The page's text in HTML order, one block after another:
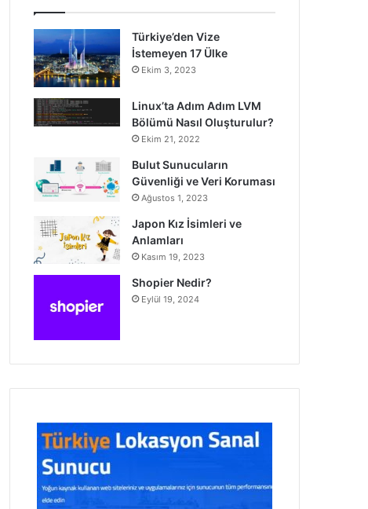
Türkiye’den Vize
İstemeyen 17 Ülke
Ekim 3, 2023
Linux’ta Adım Adım LVM
Bölümü Nasıl Oluşturulur?
Ekim 21, 2022
Bulut Sunucuların
Güvenliği ve Veri Koruması
Ağustos 1, 2023
Japon Kız İsimleri ve
Anlamları
Kasım 19, 2023
Shopier Nedir?
Eylül 19, 2024